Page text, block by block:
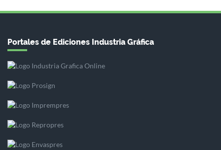
Portales de Ediciones Industria Gráfica